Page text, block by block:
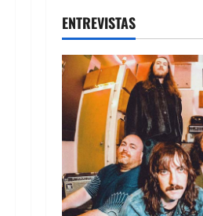
ENTREVISTAS